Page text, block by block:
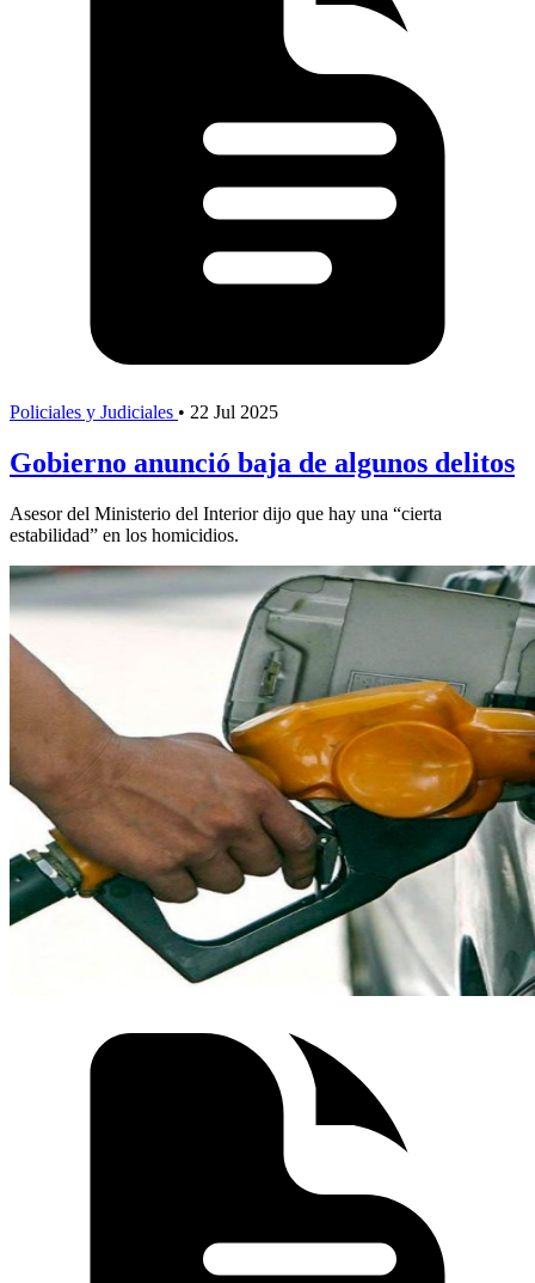
Policiales y Judiciales • 22 Jul 2025
Gobierno anunció baja de algunos delitos
Asesor del Ministerio del Interior dijo que hay una “cierta
estabilidad” en los homicidios.